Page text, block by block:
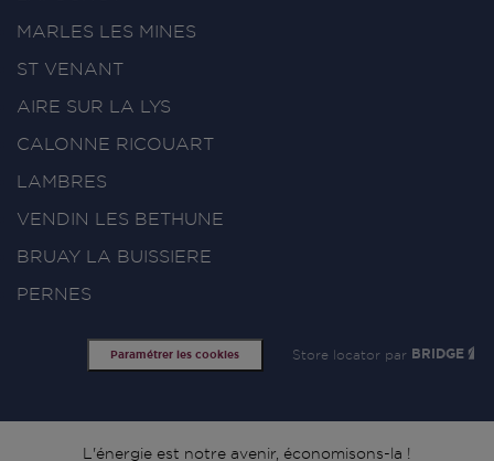
MARLES LES MINES
ST VENANT
AIRE SUR LA LYS
CALONNE RICOUART
LAMBRES
VENDIN LES BETHUNE
BRUAY LA BUISSIERE
PERNES
Paramétrer les cookies Store locator par BRIDGE
L'énergie est notre avenir, économisons-la !